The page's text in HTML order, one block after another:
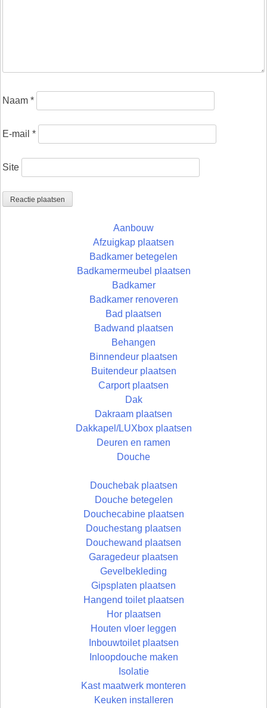
Naam *
E-mail *
Site
Aanbouw
Afzuigkap plaatsen
Badkamer betegelen
Badkamermeubel plaatsen
Badkamer
Badkamer renoveren
Bad plaatsen
Badwand plaatsen
Behangen
Binnendeur plaatsen
Buitendeur plaatsen
Carport plaatsen
Dak
Dakraam plaatsen
Dakkapel/LUXbox plaatsen
Deuren en ramen
Douche
Douchebak plaatsen
Douche betegelen
Douchecabine plaatsen
Douchestang plaatsen
Douchewand plaatsen
Garagedeur plaatsen
Gevelbekleding
Gipsplaten plaatsen
Hangend toilet plaatsen
Hor plaatsen
Houten vloer leggen
Inbouwtoilet plaatsen
Inloopdouche maken
Isolatie
Kast maatwerk monteren
Keuken installeren